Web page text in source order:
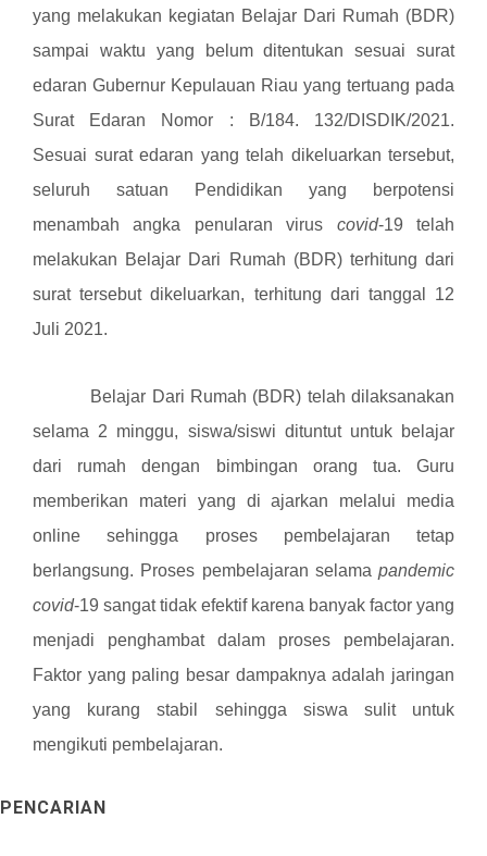
yang melakukan kegiatan Belajar Dari Rumah (BDR)
sampai waktu yang belum ditentukan sesuai surat
edaran Gubernur Kepulauan Riau yang tertuang pada
Surat Edaran Nomor : B/184. 132/DISDIK/2021.
Sesuai surat edaran yang telah dikeluarkan tersebut,
seluruh satuan Pendidikan yang berpotensi
menambah angka penularan virus covid-19 telah
melakukan Belajar Dari Rumah (BDR) terhitung dari
surat tersebut dikeluarkan, terhitung dari tanggal 12
Juli 2021.
Belajar Dari Rumah (BDR) telah dilaksanakan
selama 2 minggu, siswa/siswi dituntut untuk belajar
dari rumah dengan bimbingan orang tua. Guru
memberikan materi yang di ajarkan melalui media
online sehingga proses pembelajaran tetap
berlangsung. Proses pembelajaran selama pandemic
covid-19 sangat tidak efektif karena banyak factor yang
menjadi penghambat dalam proses pembelajaran.
Faktor yang paling besar dampaknya adalah jaringan
yang kurang stabil sehingga siswa sulit untuk
mengikuti pembelajaran.
PENCARIAN